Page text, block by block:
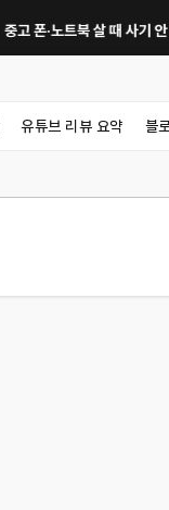
트북 살 때 사기 안 당하는
유튜브 리뷰 요약 블